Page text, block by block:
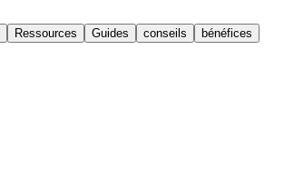
Ressources Guides conseils bénéfices